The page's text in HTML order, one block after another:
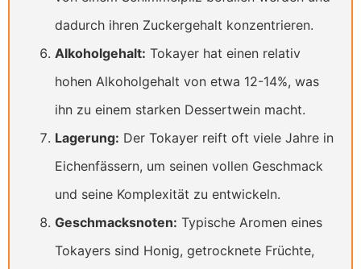
dadurch ihren Zuckergehalt konzentrieren.
Alkoholgehalt: Tokayer hat einen relativ
hohen Alkoholgehalt von etwa 12-14%, was
ihn zu einem starken Dessertwein macht.
Lagerung: Der Tokayer reift oft viele Jahre in
Eichenfässern, um seinen vollen Geschmack
und seine Komplexität zu entwickeln.
Geschmacksnoten: Typische Aromen eines
Tokayers sind Honig, getrocknete Früchte,